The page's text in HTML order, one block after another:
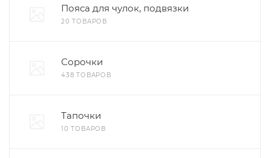
Пояса для чулок, подвязки
20 ТОВАРОВ
Сорочки
438 ТОВАРОВ
Тапочки
10 ТОВАРОВ